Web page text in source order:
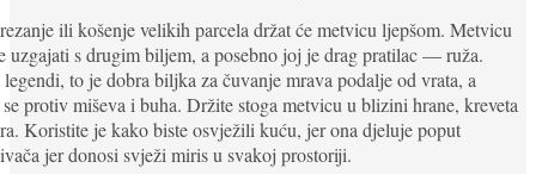
ili košenje velikih parcela držat će metvicu ljepšom. Metvicu
uzgajati s drugim biljem, a posebno joj je drag pratilac — ruža.
legendi, to je dobra biljka za čuvanje mrava podalje od vrata, a
protiv miševa i buha. Držite stoga metvicu u blizini hrane, kreveta
Koristite je kako biste osvježili kuću, jer ona djeluje poput
jer donosi svježi miris u svakoj prostoriji.